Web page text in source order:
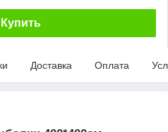
Купить
Доставка Оплата